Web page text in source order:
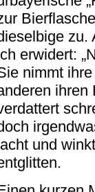
zu.
erwidert:
nimmt
ihren
lacht und